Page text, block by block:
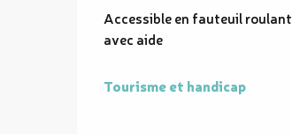
Accessible en fauteuil roulant
avec aide
Tourisme et handicap
Tourisme et handicap